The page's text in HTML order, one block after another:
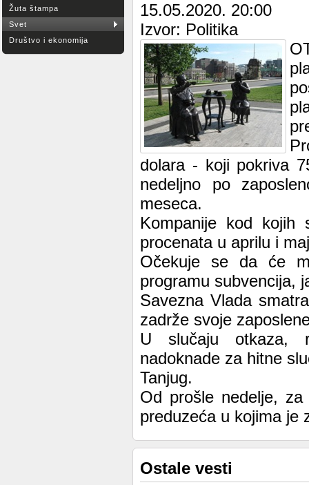
Žuta štampa
Svet
Društvo i ekonomija
15.05.2020. 20:00
Izvor: Politika
dolara - koji pokriva
nedeljno po
meseca.
Kompanije kod
procenata u aprilu i
Očekuje se da će
programu subvencija,
Savezna Vlada
zadrže svoje
U slučaju otkaza,
nadoknade za hitne
Tanjug.
Od prošle nedelje,
preduzeća u kojima je
Ostale vesti